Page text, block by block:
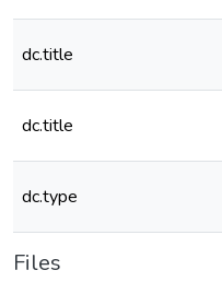
dc.title
dc.title
dc.type
Files